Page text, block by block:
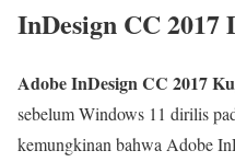
InDesign CC 2017
Adobe InDesign CC 2017
sebelum Windows 11 dirilis
kemungkinan bahwa Adobe